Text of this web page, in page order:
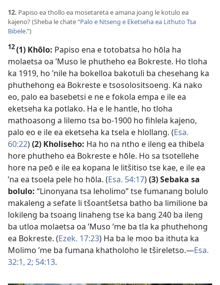
12. Papiso ea thollo ea mosetareta e amana joang le kotulo ea
kajeno? (Sheba le chate “Palo e Ntseng e Eketseha ea Lithuto Tsa
Bibele.”)
12(1) Khōlo: Papiso ena e totobatsa ho hōla ha
molaetsa oa ’Muso le phutheho ea Bokreste. Ho tloha
ka 1919, ho ’nile ha bokelloa bakotuli ba chesehang ka
phuthehong ea Bokreste e tsosolositsoeng. Ka nako
eo, palo ea basebetsi e ne e fokola empa e ile ea
eketseha ka potlako. Ha e le hantle, ho tloha
mathoasong a lilemo tsa bo-1900 ho fihlela kajeno,
palo eo e ile ea eketseha ka tsela e hlollang. (Esa.
60:22)(2) Kholiseho: Ha ho na ntho e ileng ea thibela
hore phutheho ea Bokreste e hōle. Ho sa tsotellehe
hore na peō e ile ea kopana le litšitiso tse kae, e ile ea
’na ea tsoela pele ho hōla. (Esa. 54:17)(3) Sebaka sa
bolulo: “Linonyana tsa leholimo” tse fumanang bolulo
makaleng a sefate li tšoantšetsa batho ba limilione ba
lokileng ba tsoang linaheng tse ka bang 240 ba ileng
ba utloa molaetsa oa ’Muso ’me ba tla ka phuthehong
ea Bokreste. (Ezek. 17:23) Ha ba le moo ba ithuta ka
Molimo ’me ba fumana khatholoho le tšireletso.—Esa.
32:1, 2; 54:13.